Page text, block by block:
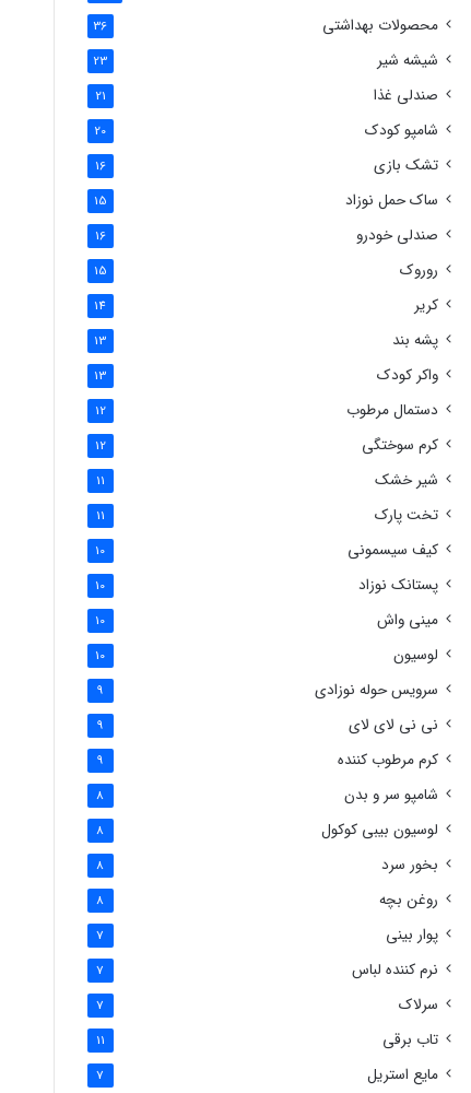
محصولات بهداشتی 36
شیشه شیر 23
صندلی غذا 21
شامپو کودک 20
تشک بازی 16
ساک حمل نوزاد 15
صندلی خودرو 16
روروک 15
کریر 14
پشه بند 13
واکر کودک 13
دستمال مرطوب 12
کرم سوختگی 12
شیر خشک 11
تخت پارک 11
کیف سیسمونی 10
پستانک نوزاد 10
مینی واش 10
لوسیون 10
سرویس حوله نوزادی 9
نی نی لای لای 9
کرم مرطوب کننده 9
شامپو سر و بدن 8
لوسیون بیبی کوکول 8
بخور سرد 8
روغن بچه 8
پوار بینی 7
نرم کننده لباس 7
سرلاک 7
تاب برقی 11
مایع استریل 7